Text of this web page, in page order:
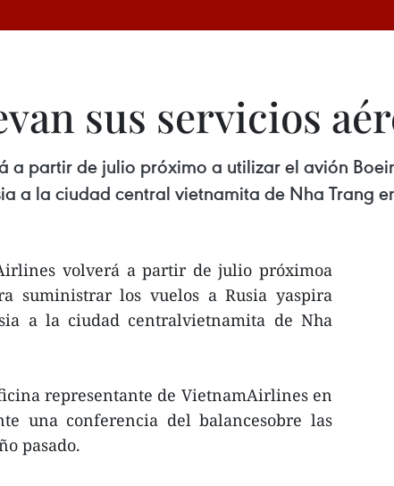
sus servicios
partir de julio próximo a utilizar el avión
a la ciudad central vietnamita de Nha Trang
volverá a partir de julio próximoa
suministrar los vuelos a Rusia yaspira
a la ciudad centralvietnamita de Nha
representante de VietnamAirlines en
una conferencia del balancesobre las
pasado.